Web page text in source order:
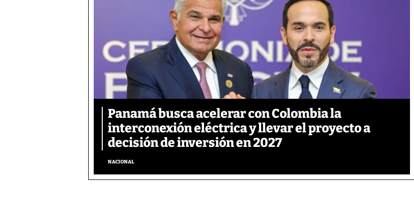
Panamá busca acelerar con Colombia la
interconexión eléctrica y llevar el proyecto a
decisión de inversión en 2027
NACIONAL